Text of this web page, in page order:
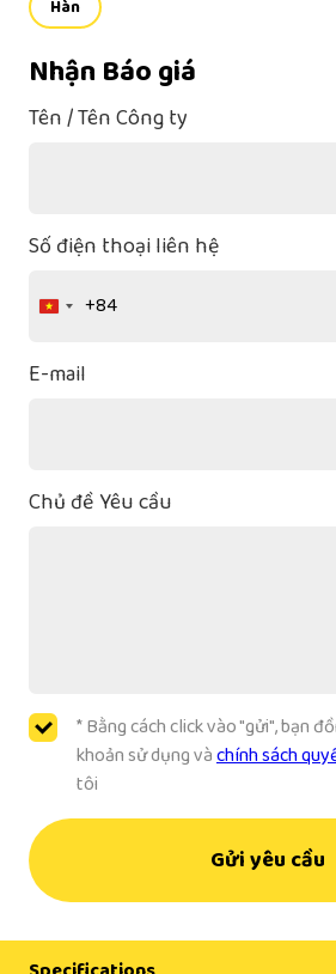
Hàn
Nhận Báo giá
Tên / Tên Công ty
Số điện thoại liên hệ
Vietnam
+84
E-mail
Chủ đề Yêu cầu
* Bằng cách click vào "gửi", bạn
khoản sử dụng vàchính sách
tôi
Gửi yêu cầu